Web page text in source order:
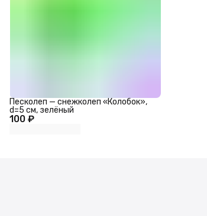
100 ₽
Песколеп — снежколеп «Колобок»,
d=5 см, зелёный